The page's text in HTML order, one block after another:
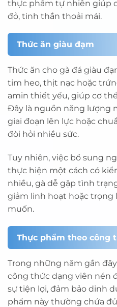
thực phẩm tự nhiên giúp
đỏ, tinh thần thoải mái.
Thức ăn giàu đạm
Thức ăn cho gà đá giàu
tim heo, thịt nạc hoặc
amin thiết yếu, giúp cơ
Đây là nguồn năng lượng
giai đoạn lên lực hoặc
đòi hỏi nhiều sức.
Tuy nhiên, việc bổ sung
thực hiện một cách có
nhiều, gà dễ gặp tình
giảm linh hoạt hoặc
muốn.
Thực phẩm theo công
Trong những năm gần
công thức dạng viên nén
sự tiện lợi, đảm bảo dinh
phẩm này thường chứa